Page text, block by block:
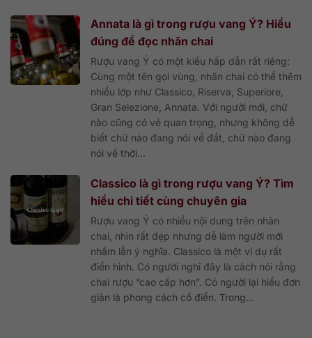
Annata là gì trong rượu vang Ý? Hiểu
đúng để đọc nhãn chai
Rượu vang Ý có một kiểu hấp dẫn rất riêng:
Cùng một tên gọi vùng, nhãn chai có thể thêm
nhiều lớp như Classico, Riserva, Superiore,
Gran Selezione, Annata. Với người mới, chữ
nào cũng có vẻ quan trọng, nhưng không dễ
biết chữ nào đang nói về đất, chữ nào đang
nói về thời...
Classico là gì trong rượu vang Ý? Tìm
hiểu chi tiết cùng chuyên gia
Rượu vang Ý có nhiều nội dung trên nhãn
chai, nhìn rất đẹp nhưng dễ làm người mới
nhầm lẫn ý nghĩa. Classico là một ví dụ rất
điển hình. Có người nghĩ đây là cách nói rằng
chai rượu “cao cấp hơn”. Có người lại hiểu đơn
giản là phong cách cổ điển. Trong...